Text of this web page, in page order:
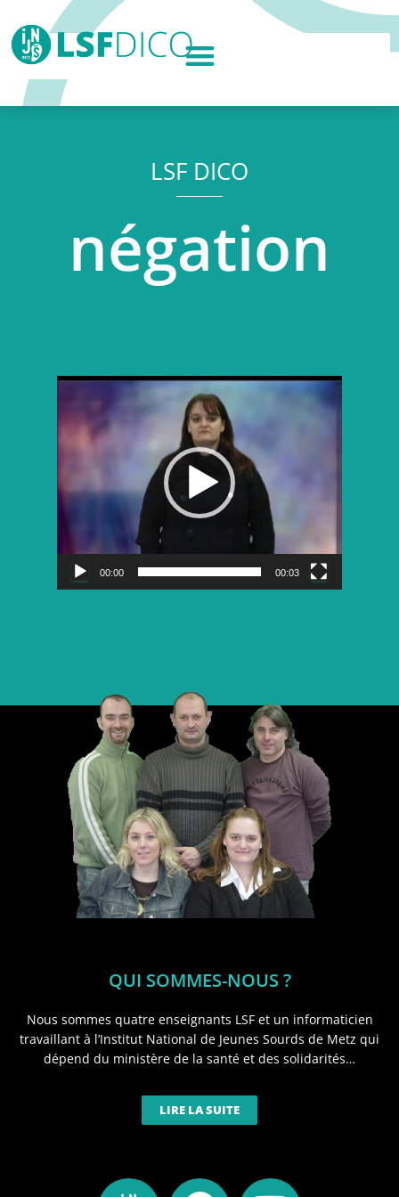
LSF DICO
négation
Lecteur
vidéo
00:00 00:03
QUI SOMMES-NOUS ?
Nous sommes quatre enseignants LSF et un informaticien
travaillant à l’Institut National de Jeunes Sourds de Metz qui
dépend du ministère de la santé et des solidarités…
LIRE LA SUITE